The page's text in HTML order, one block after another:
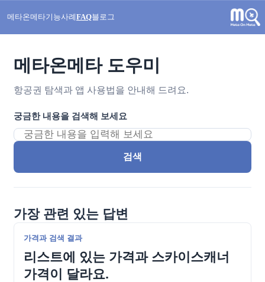
메타온메타기능사례FAQ블로그
메타온메타 도우미
항공권 탐색과 앱 사용법을 안내해 드려요.
궁금한 내용을 검색해 보세요
검색
가장 관련 있는 답변
가격과 검색 결과
리스트에 있는 가격과 스카이스캐너
가격이 달라요.